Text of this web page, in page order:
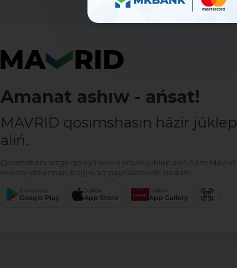
Amanat ashıw - ańsat!
MAVRID qosımshasın házir júklep
alıń.
Qosımshanı sizge qolaylı servis arqalı júklep alıń hám Mavrid
imkaniyatlarınan búgin-aq paydalanıwdı baslań!:
Imkani bar
Google Play
Júklew
App Store
Júklew
App Gallery